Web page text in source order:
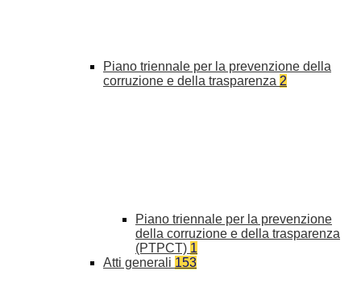
Piano triennale per la prevenzione della
corruzione e della trasparenza 2
Piano triennale per la prevenzione
della corruzione e della trasparenza
(PTPCT) 1
Atti generali 153